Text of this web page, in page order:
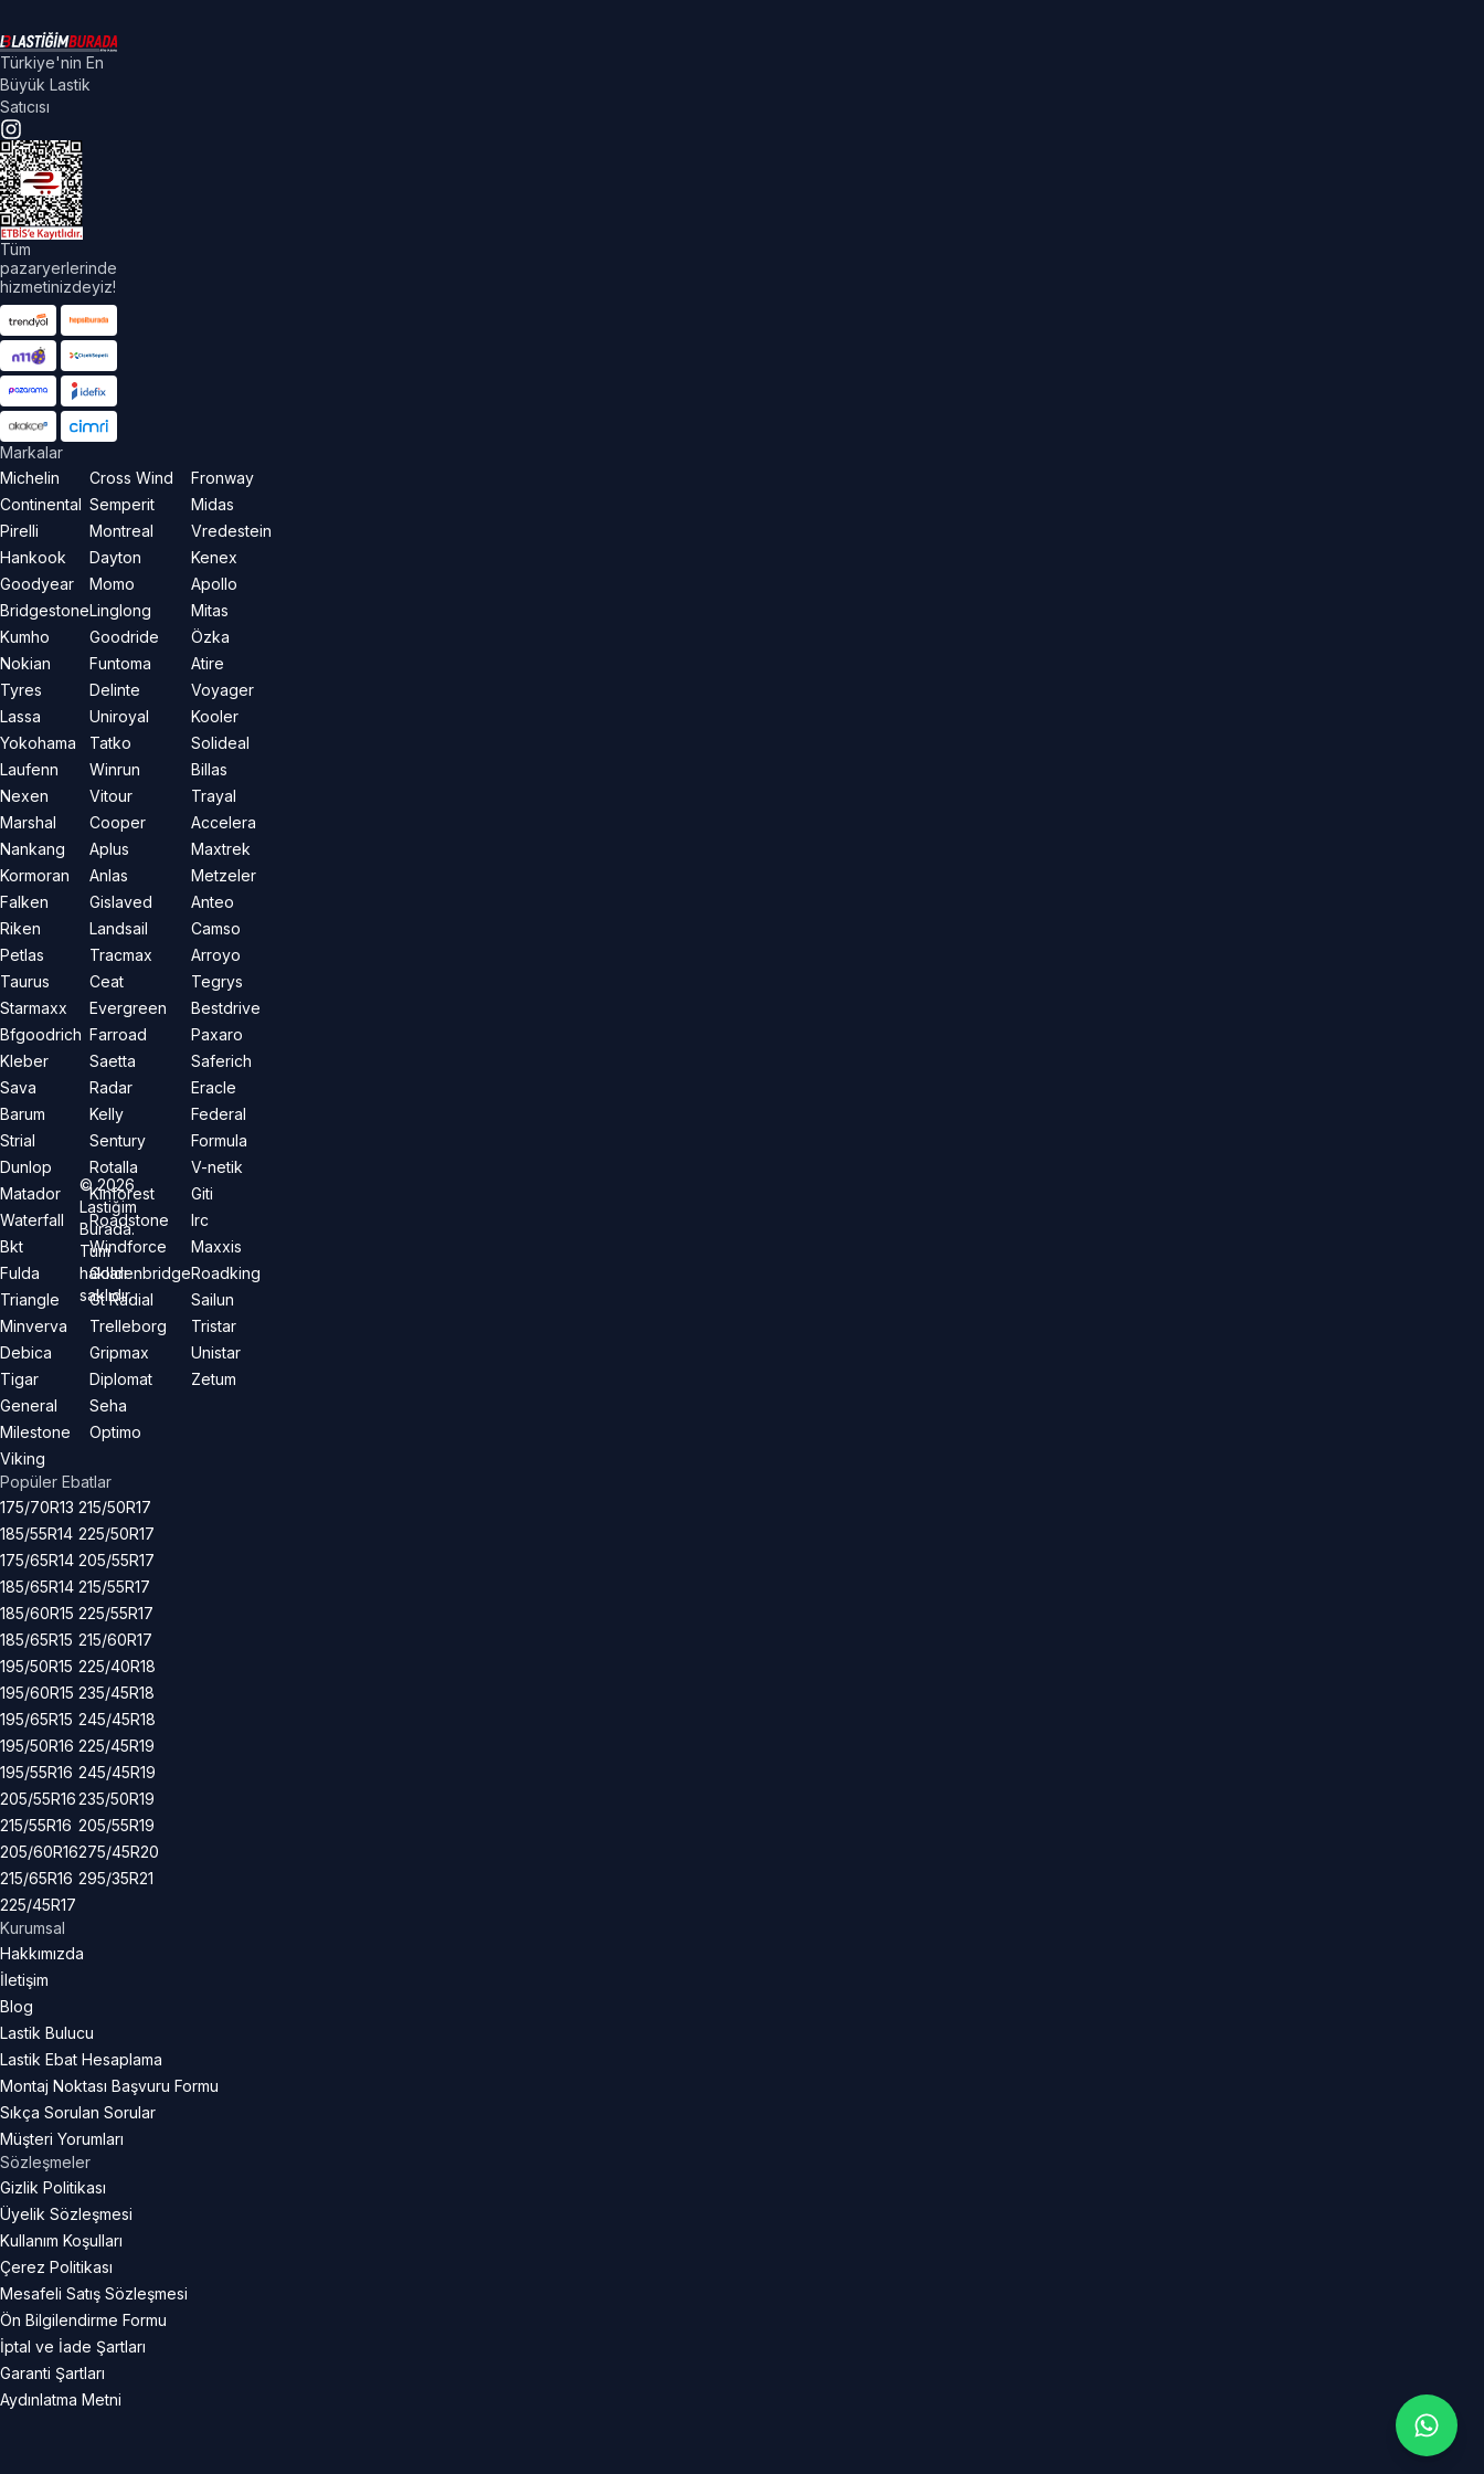
Türkiye'nin En
Büyük Lastik
Satıcısı
Tüm
pazaryerlerinde
hizmetinizdeyiz!
Markalar
Michelin
Continental
Pirelli
Hankook
Goodyear
Bridgestone
Kumho
Nokian
Tyres
Lassa
Yokohama
Laufenn
Nexen
Marshal
Nankang
Kormoran
Falken
Riken
Petlas
Taurus
Starmaxx
Bfgoodrich
Kleber
Sava
Barum
Strial
Dunlop
Matador
Waterfall
Bkt
Fulda
Triangle
Minverva
Debica
Tigar
General
Milestone
Viking
Cross Wind
Semperit
Montreal
Dayton
Momo
Linglong
Goodride
Funtoma
Delinte
Uniroyal
Tatko
Winrun
Vitour
Cooper
Aplus
Anlas
Gislaved
Landsail
Tracmax
Ceat
Evergreen
Farroad
Saetta
Radar
Kelly
Sentury
Rotalla
Kinforest
Roadstone
Windforce
Goldenbridge
Gt Radial
Trelleborg
Gripmax
Diplomat
Seha
Optimo
Fronway
Midas
Vredestein
Kenex
Apollo
Mitas
Özka
Atire
Voyager
Kooler
Solideal
Billas
Trayal
Accelera
Maxtrek
Metzeler
Anteo
Camso
Arroyo
Tegrys
Bestdrive
Paxaro
Saferich
Eracle
Federal
Formula
V-netik
Giti
Irc
Maxxis
Roadking
Sailun
Tristar
Unistar
Zetum
Popüler Ebatlar
175/70R13
185/55R14
175/65R14
185/65R14
185/60R15
185/65R15
195/50R15
195/60R15
195/65R15
195/50R16
195/55R16
205/55R16
215/55R16
205/60R16
215/65R16
225/45R17
215/50R17
225/50R17
205/55R17
215/55R17
225/55R17
215/60R17
225/40R18
235/45R18
245/45R18
225/45R19
245/45R19
235/50R19
205/55R19
275/45R20
295/35R21
Kurumsal
Hakkımızda
İletişim
Blog
Lastik Bulucu
Lastik Ebat Hesaplama
Montaj Noktası Başvuru Formu
Sıkça Sorulan Sorular
Müşteri Yorumları
Sözleşmeler
Gizlik Politikası
Üyelik Sözleşmesi
Kullanım Koşulları
Çerez Politikası
Mesafeli Satış Sözleşmesi
Ön Bilgilendirme Formu
İptal ve İade Şartları
Garanti Şartları
Aydınlatma Metni
©2026
Lastiğim
Burada.
Tüm
hakları
saklıdır.